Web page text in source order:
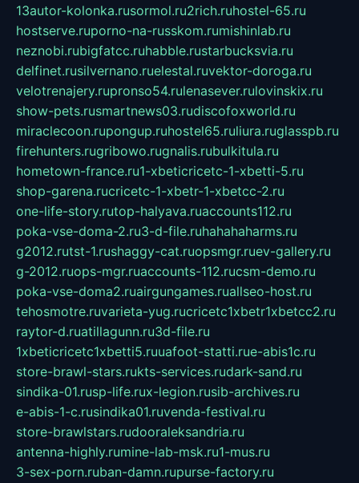
13autor-kolonka.rusormol.ru2rich.ruhostel-65.ru
hostserve.ruporno-na-russkom.rumishinlab.ru
neznobi.rubigfatcc.ruhabble.rustarbucksvia.ru
delfinet.rusilvernano.ruelestal.ruvektor-doroga.ru
velotrenajery.rupronso54.rulenasever.rulovinskix.ru
show-pets.rusmartnews03.rudiscofoxworld.ru
miraclecoon.rupongup.ruhostel65.ruliura.ruglasspb.ru
firehunters.rugribowo.rugnalis.rubulkitula.ru
hometown-france.ru1-xbeticricetc-1-xbetti-5.ru
shop-garena.rucricetc-1-xbetr-1-xbetcc-2.ru
one-life-story.rutop-halyava.ruaccounts112.ru
poka-vse-doma-2.ru3-d-file.ruhahahaharms.ru
g2012.rutst-1.rushaggy-cat.ruopsmgr.ruev-gallery.ru
g-2012.ruops-mgr.ruaccounts-112.rucsm-demo.ru
poka-vse-doma2.ruairgungames.ruallseo-host.ru
tehosmotre.ruvarieta-yug.rucricetc1xbetr1xbetcc2.ru
raytor-d.ruatillagunn.ru3d-file.ru
1xbeticricetc1xbetti5.ruuafoot-statti.rue-abis1c.ru
store-brawl-stars.rukts-services.rudark-sand.ru
sindika-01.rusp-life.rux-legion.rusib-archives.ru
e-abis-1-c.rusindika01.ruvenda-festival.ru
store-brawlstars.rudooraleksandria.ru
antenna-highly.rumine-lab-msk.ru1-mus.ru
3-sex-porn.ruban-damn.rupurse-factory.ru